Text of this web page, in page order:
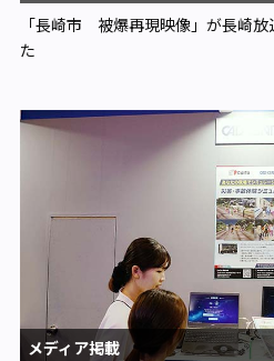
「長崎市 被爆再現映像」が長崎
た
メディア掲載